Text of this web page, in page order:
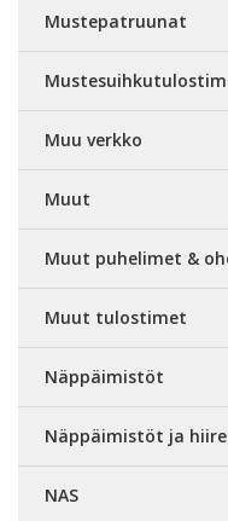
Mustepatruunat
Muu verkko
Muut
Muut puhelimet &
Muut tulostimet
Näppäimistöt
Näppäimistöt ja
NAS